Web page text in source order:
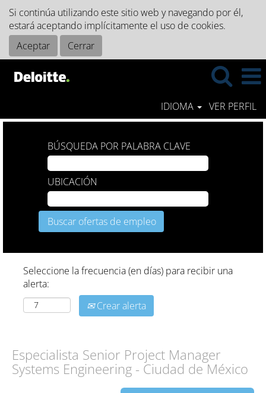
Si continúa utilizando este sitio web y navegando por él,
estará aceptando implícitamente el uso de cookies.
Aceptar
Cerrar
IDIOMA VER PERFIL
BÚSQUEDA POR PALABRA CLAVE
UBICACIÓN
Seleccione la frecuencia (en días) para recibir una
alerta:
Crear alerta
Especialista Senior Project Manager
Systems Engineering - Ciudad de México